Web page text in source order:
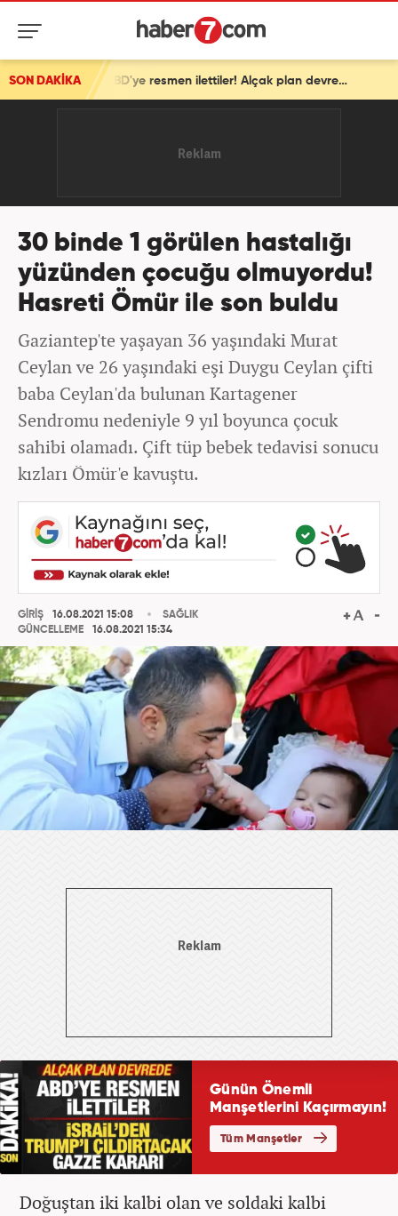
SON DAKİKA İsrail'den ortalığı karıştıracak Gazze kararı! ABD'ye resmen ilettiler! Alçak plan devrede
30 binde 1 görülen hastalığı
yüzünden çocuğu olmuyordu!
Hasreti Ömür ile son buldu
Gaziantep'te yaşayan 36 yaşındaki Murat
Ceylan ve 26 yaşındaki eşi Duygu Ceylan çifti
baba Ceylan'da bulunan Kartagener
Sendromu nedeniyle 9 yıl boyunca çocuk
sahibi olamadı. Çift tüp bebek tedavisi sonucu
kızları Ömür'e kavuştu.
GİRİŞ
16.08.2021 15:08
GÜNCELLEME
16.08.2021 15:34
SAĞLIK
Doğuştan iki kalbi olan ve soldaki kalbi